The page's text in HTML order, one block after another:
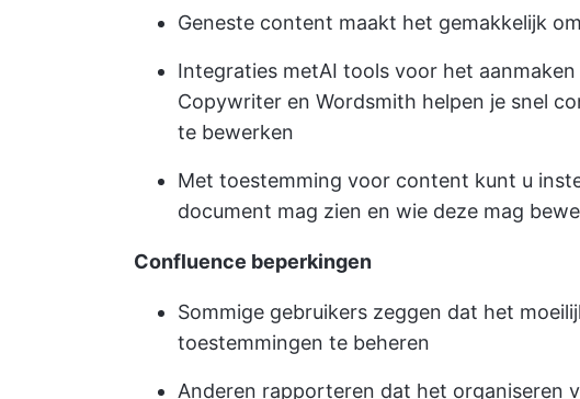
Geneste content maakt het gemakkelijk
Integraties metAI tools voor het
Copywriter en Wordsmith helpen je snel
te bewerken
Met toestemming voor content kunt u
document mag zien en wie deze mag
Confluence beperkingen
Sommige gebruikers zeggen dat het
toestemmingen te beheren
Anderen rapporteren dat het organiseren